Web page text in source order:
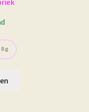
tot
€ 24,05
8 g